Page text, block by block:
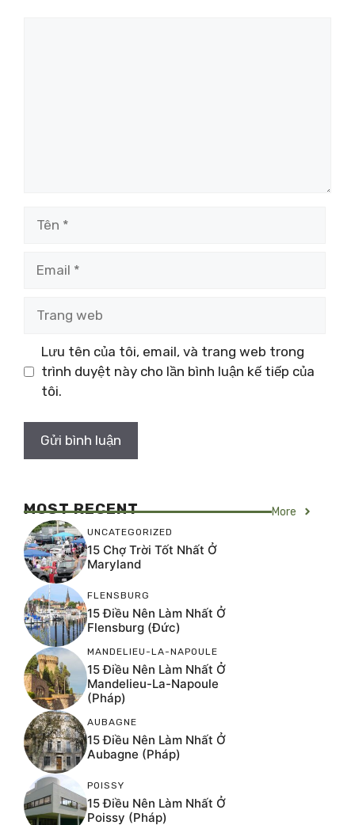
Lưu tên của tôi, email, và trang web trong
trình duyệt này cho lần bình luận kế tiếp của
tôi.
MOST RECENT More
UNCATEGORIZED
15 Chợ Trời Tốt Nhất Ở
Maryland
FLENSBURG
15 Điều Nên Làm Nhất Ở
Flensburg (Đức)
MANDELIEU-LA-NAPOULE
15 Điều Nên Làm Nhất Ở
Mandelieu-La-Napoule
(Pháp)
AUBAGNE
15 Điều Nên Làm Nhất Ở
Aubagne (Pháp)
POISSY
15 Điều Nên Làm Nhất Ở
Poissy (Pháp)